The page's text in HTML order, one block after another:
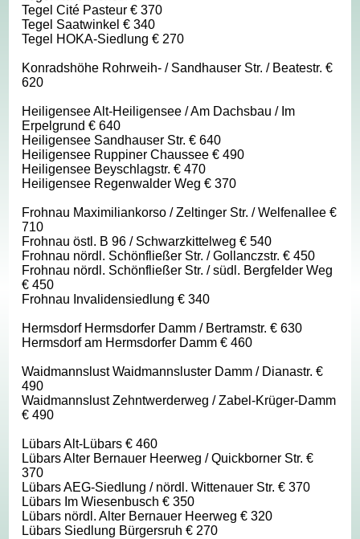
Tegel Cité Pasteur € 370
Tegel Saatwinkel € 340
Tegel HOKA-Siedlung € 270
Konradshöhe Rohrweih- / Sandhauser Str. / Beatestr. €
620
Heiligensee Alt-Heiligensee / Am Dachsbau / Im
Erpelgrund € 640
Heiligensee Sandhauser Str. € 640
Heiligensee Ruppiner Chaussee € 490
Heiligensee Beyschlagstr. € 470
Heiligensee Regenwalder Weg € 370
Frohnau Maximiliankorso / Zeltinger Str. / Welfenallee €
710
Frohnau östl. B 96 / Schwarzkittelweg € 540
Frohnau nördl. Schönfließer Str. / Gollanczstr. € 450
Frohnau nördl. Schönfließer Str. / südl. Bergfelder Weg
€ 450
Frohnau Invalidensiedlung € 340
Hermsdorf Hermsdorfer Damm / Bertramstr. € 630
Hermsdorf am Hermsdorfer Damm € 460
Waidmannslust Waidmannsluster Damm / Dianastr. €
490
Waidmannslust Zehntwerderweg / Zabel-Krüger-Damm
€ 490
Lübars Alt-Lübars € 460
Lübars Alter Bernauer Heerweg / Quickborner Str. €
370
Lübars AEG-Siedlung / nördl. Wittenauer Str. € 370
Lübars Im Wiesenbusch € 350
Lübars nördl. Alter Bernauer Heerweg € 320
Lübars Siedlung Bürgersruh € 270